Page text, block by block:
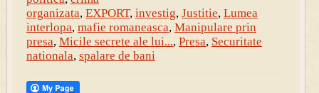
organizata, EXPORT, investig, Justitie, Lumea
interlopa, mafie romaneasca, Manipulare prin
presa, Micile secrete ale lui..., Presa, Securitate
nationala, spalare de bani